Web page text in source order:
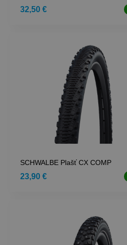
32,50 €
SCHWALBE Plašť CX COMP
23,90 €